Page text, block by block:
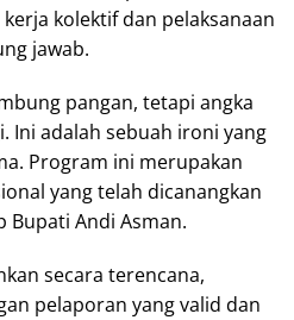
kolektif dan pelaksanaan
jawab.
pangan, tetapi angka
Ini adalah sebuah ironi yang
Program ini merupakan
yang telah dicanangkan
Bupati Andi Asman.
secara terencana,
pelaporan yang valid dan